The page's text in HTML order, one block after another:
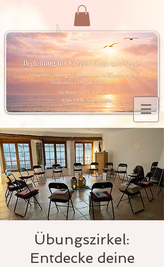
Übungszirkel:
Entdecke deine